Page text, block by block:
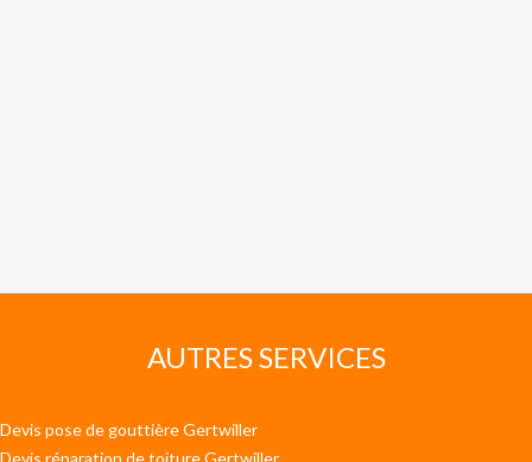
AUTRES SERVICES
Devis pose de gouttière Gertwiller
Devis réparation de toiture Gertwiller